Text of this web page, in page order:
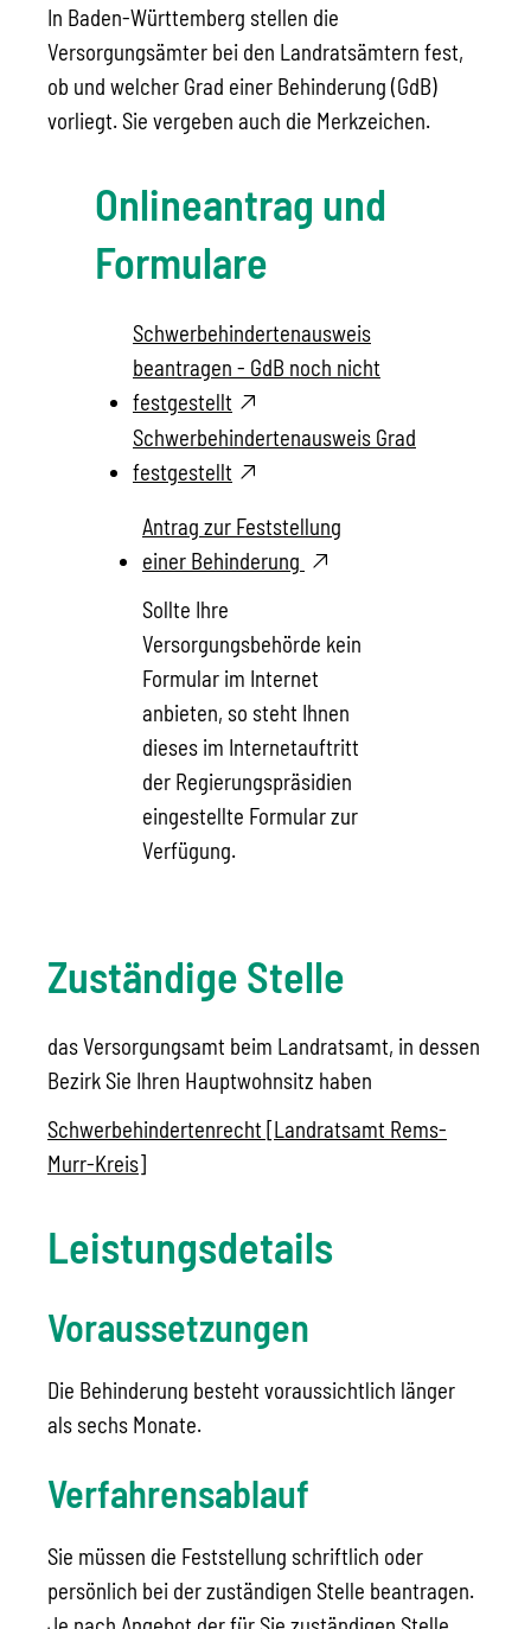
In Baden-Württemberg stellen die
Versorgungsämter bei den Landratsämtern fest,
ob und welcher Grad einer Behinderung (GdB)
vorliegt. Sie vergeben auch die Merkzeichen.
Onlineantrag und
Formulare
Schwerbehindertenausweis
beantragen - GdB noch nicht
festgestellt
Schwerbehindertenausweis Grad
festgestellt
Antrag zur Feststellung
einer Behinderung
Sollte Ihre
Versorgungsbehörde kein
Formular im Internet
anbieten, so steht Ihnen
dieses im Internetauftritt
der Regierungspräsidien
eingestellte Formular zur
Verfügung.
Zuständige Stelle
das Versorgungsamt beim Landratsamt, in dessen
Bezirk Sie Ihren Hauptwohnsitz haben
Schwerbehindertenrecht [Landratsamt Rems-
Murr-Kreis]
Leistungsdetails
Voraussetzungen
Die Behinderung besteht voraussichtlich länger
als sechs Monate.
Verfahrensablauf
Sie müssen die Feststellung schriftlich oder
persönlich bei der zuständigen Stelle beantragen.